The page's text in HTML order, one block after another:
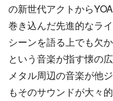
の新世代アクトから
巻き込んだ先進的なラ
シーンを語る上でも欠
という音楽が指す懐の
メタル周辺の音楽が他
もそのサウンドが大々